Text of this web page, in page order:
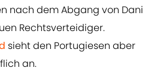
nach dem Abgang von Dani
Rechtsverteidiger.
sieht den Portugiesen aber
an.